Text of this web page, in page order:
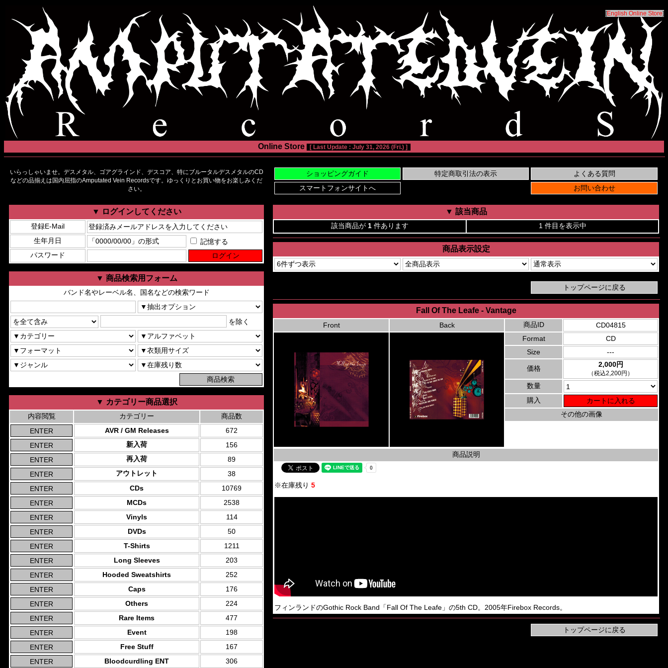
[English Online Store]
Online Store [ Last Update : July 31, 2026 (Fri.) ]
いらっしゃいませ。デスメタル、ゴアグラインド、デスコア、特にブルータルデスメタルのCD
などの品揃えは国内屈指のAmputated Vein Recordsです。ゆっくりとお買い物をお楽しみくだ
さい。
▼ ログインしてください
登録E-Mail
生年月日
記憶する
パスワード
▼ 商品検索用フォーム
バンド名やレーベル名、国名などの検索ワード
を除く
▼ カテゴリー商品選択
内容閲覧 カテゴリー
商品数
AVR / GM Releases
672
新入荷
156
再入荷
89
アウトレット
38
CDs
10769
MCDs
2538
Vinyls
114
DVDs
50
T-Shirts
1211
Long Sleeves
203
Hooded Sweatshirts
252
Caps
176
Others
224
Rare Items
477
Event
198
Free Stuff
167
Bloodcurdling ENT
306
▼ 該当商品
該当商品が 1 件あります 1 件目を表示中
商品表示設定
Fall Of The Leafe - Vantage
Front Back 商品ID
CD04815
Format
CD
Size
---
価格 2,000円
（税込2,200円）
数量
購入
その他の画像
商品説明
※在庫残り 5
フィンランドのGothic Rock Band「Fall Of The Leafe」の5th CD。2005年Firebox Records。